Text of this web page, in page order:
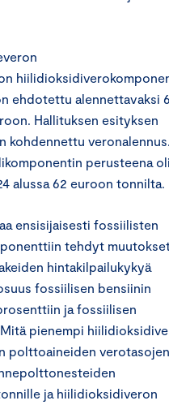
ehdotettu alennettavaksi
Hallituksen esityksen
veronalennus.
perusteena oli
alussa 62 euroon tonnilta.
ensisijaisesti fossiilisten
tehdyt
hintakilpailukykyä
fossiilisen bensiinin
ja fossiilisen
pienempi
polttoaineiden verotasojen
ja hiilidioksidiveron